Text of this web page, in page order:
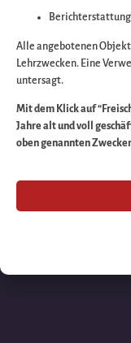
Wir
Berichterstattung
Alle angebotenen
Lehrzwecken. Eine
untersagt.
Mit dem Klick auf
Jahre alt und voll
oben genannten